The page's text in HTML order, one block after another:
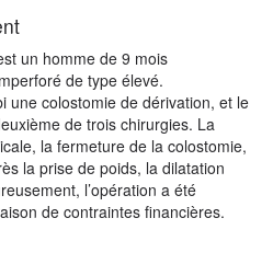
un homme de 9 mois
de type élevé.
une colostomie de dérivation, et le
de trois chirurgies. La
la fermeture de la colostomie,
la prise de poids, la dilatation
l’opération a été
de contraintes financières.